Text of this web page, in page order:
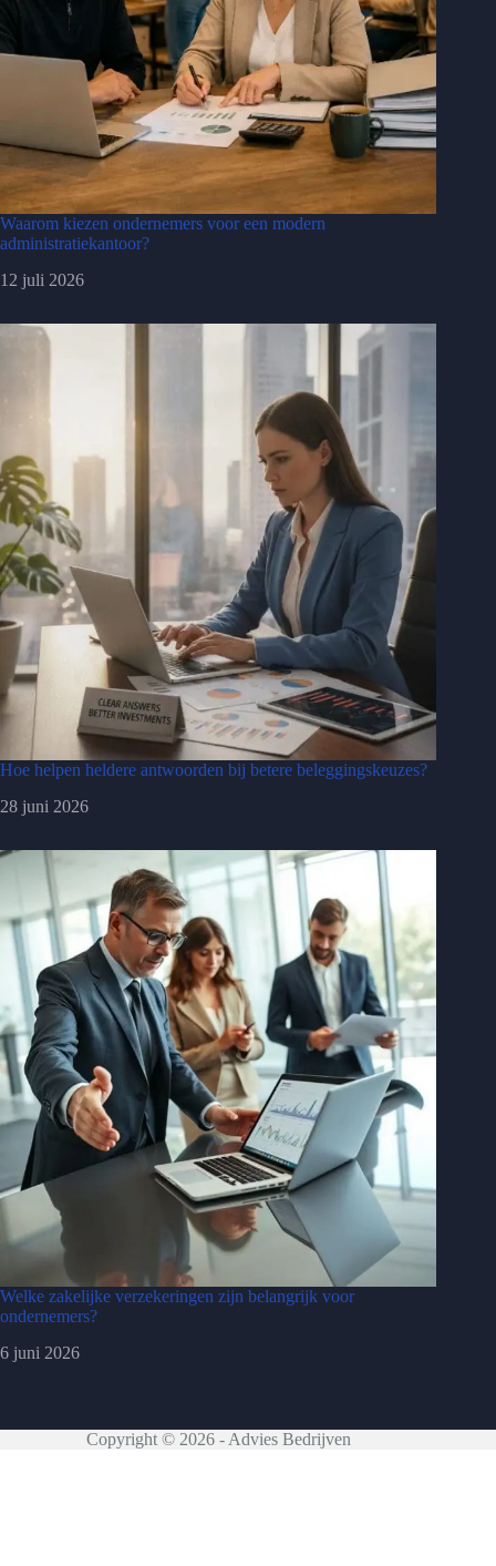
Waarom kiezen ondernemers voor een modern
administratiekantoor?
12 juli 2026
Hoe helpen heldere antwoorden bij betere beleggingskeuzes?
28 juni 2026
Welke zakelijke verzekeringen zijn belangrijk voor
ondernemers?
6 juni 2026
Copyright © 2026 - Advies Bedrijven